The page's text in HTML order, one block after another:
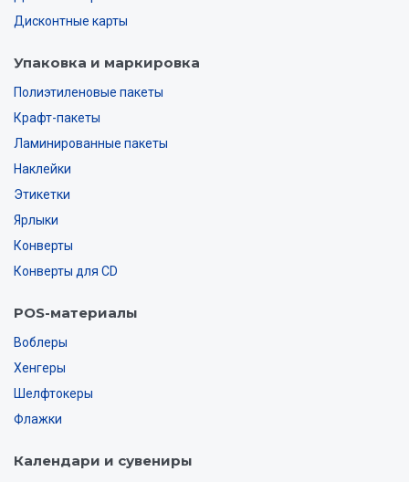
Дисконтные карты
Упаковка и маркировка
Полиэтиленовые пакеты
Крафт-пакеты
Ламинированные пакеты
Наклейки
Этикетки
Ярлыки
Конверты
Конверты для CD
POS-материалы
Воблеры
Хенгеры
Шелфтокеры
Флажки
Календари и сувениры